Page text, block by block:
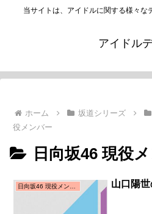
当サイトは、アイドルに関する様々な
アイドル
ホーム 坂道シリーズ
役メンバー
日向坂46 現役
山口陽